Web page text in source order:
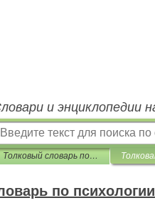
и энциклопедии
Толковый словарь по психологии
по психологии